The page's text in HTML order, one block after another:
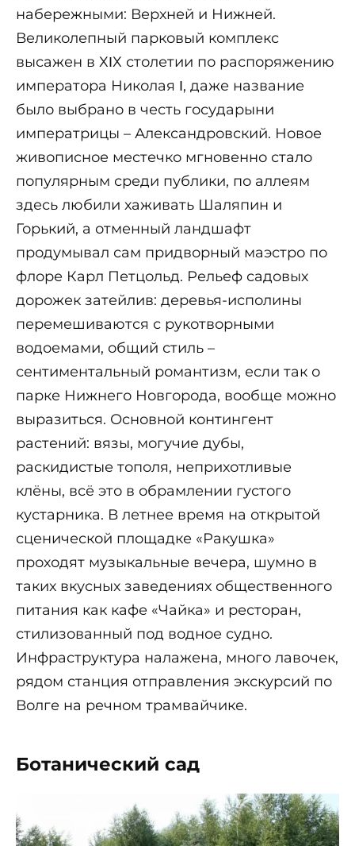
набережными: Верхней и Нижней.
Великолепный парковый комплекс
высажен в ХΙХ столетии по распоряжению
императора Николая Ι, даже название
было выбрано в честь государыни
императрицы – Александровский. Новое
живописное местечко мгновенно стало
популярным среди публики, по аллеям
здесь любили хаживать Шаляпин и
Горький, а отменный ландшафт
продумывал сам придворный маэстро по
флоре Карл Петцольд. Рельеф садовых
дорожек затейлив: деревья-исполины
перемешиваются с рукотворными
водоемами, общий стиль –
сентиментальный романтизм, если так о
парке Нижнего Новгорода, вообще можно
выразиться. Основной контингент
растений: вязы, могучие дубы,
раскидистые тополя, неприхотливые
клёны, всё это в обрамлении густого
кустарника. В летнее время на открытой
сценической площадке «Ракушка»
проходят музыкальные вечера, шумно в
таких вкусных заведениях общественного
питания как кафе «Чайка» и ресторан,
стилизованный под водное судно.
Инфраструктура налажена, много лавочек,
рядом станция отправления экскурсий по
Волге на речном трамвайчике.
Ботанический сад